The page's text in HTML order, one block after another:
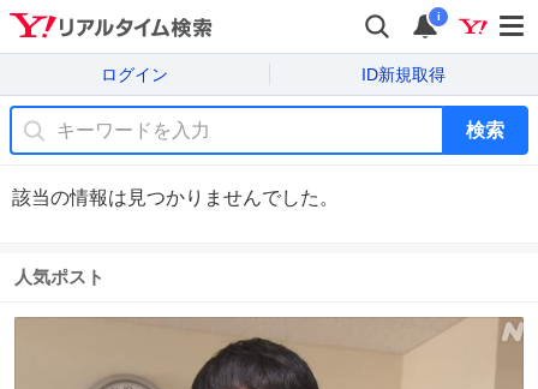
i
ログイン ID新規取得
検索
該当の情報は見つかりませんでした。
人気ポスト